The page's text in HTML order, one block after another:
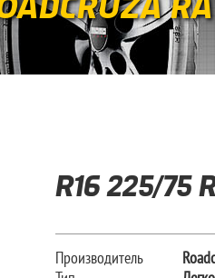
R16 225/75
Производитель